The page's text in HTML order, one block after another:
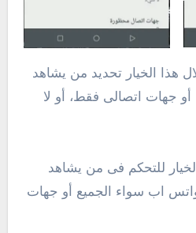
هذا الخيار تحديد من يشاهد
جهات اتصالى فقط، أو لا
للتحكم فى من يشاهد
اب سواء الجميع أو جهات